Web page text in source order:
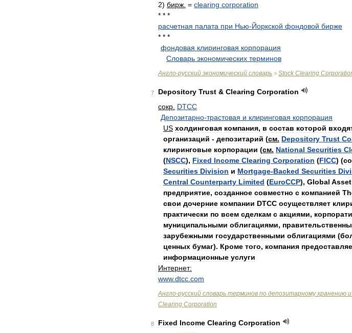
2) бирж = clearing corporation
* * *
расчетная палата при Нью-Йоркской фондовой бирже
* * *
фондовая клиринговая корпорация
Словарь экономических терминов
Англо-русский экономический словарь > Stock Clearing
7 Depository Trust & Clearing Corporation
сокр DTCC
Депозитарно-трастовая и клиринговая корпорация
US холдинговая компания, в состав которой
организаций - депозитарий (см. Depository Trust
клиринговые корпорации (см. National Securities
(NSCC), Fixed Income Clearing Corporation (FICC) (
Securities Division и Mortgage-Backed Securities
Central Counterparty Limited (EuroCCP), Global Asset
предприятие, созданное совместно с компанией
свои дочерние компании DTCC осуществляет
практически по всем сделкам с акциями,
муниципальными облигациями,
зарубежными государственными облигациями (
ценных бумаг). Кроме того, компания
информационные услуги
Интернет:
www.dtcc com
Англо-русский словарь терминов по депозитарному хранению и
Clearing Corporation
8 Fixed Income Clearing Corporation